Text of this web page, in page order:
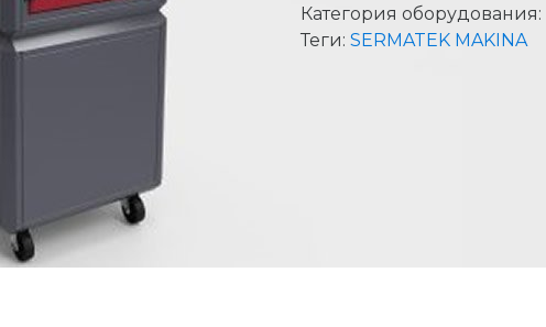
Категория оборудования:
Теги: SERMATEK MAKINA